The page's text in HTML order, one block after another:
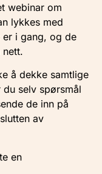
webinar om
lykkes med
er i gang, og de
nett.
å dekke samtlige
selv spørsmål
de inn på
av
en